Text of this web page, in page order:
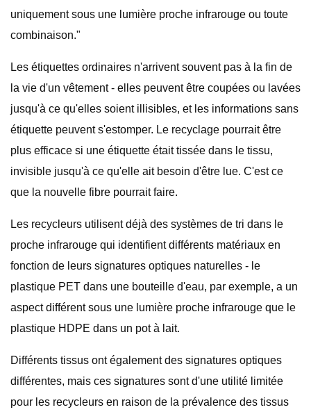
uniquement sous une lumière proche infrarouge ou toute
combinaison."
Les étiquettes ordinaires n'arrivent souvent pas à la fin de
la vie d'un vêtement - elles peuvent être coupées ou lavées
jusqu'à ce qu'elles soient illisibles, et les informations sans
étiquette peuvent s'estomper. Le recyclage pourrait être
plus efficace si une étiquette était tissée dans le tissu,
invisible jusqu'à ce qu'elle ait besoin d'être lue. C'est ce
que la nouvelle fibre pourrait faire.
Les recycleurs utilisent déjà des systèmes de tri dans le
proche infrarouge qui identifient différents matériaux en
fonction de leurs signatures optiques naturelles - le
plastique PET dans une bouteille d'eau, par exemple, a un
aspect différent sous une lumière proche infrarouge que le
plastique HDPE dans un pot à lait.
Différents tissus ont également des signatures optiques
différentes, mais ces signatures sont d'une utilité limitée
pour les recycleurs en raison de la prévalence des tissus